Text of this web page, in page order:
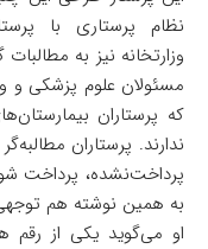
نظام پرستاری با
وزارتخانه نیز به
مسئولان علوم پزشکی و
که پرستاران
ندارند. پرستاران
پرداخت‌نشده، پرداخت
به همین نوشته هم
او می‌گوید یکی از